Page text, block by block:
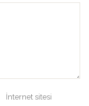
İnternet sitesi